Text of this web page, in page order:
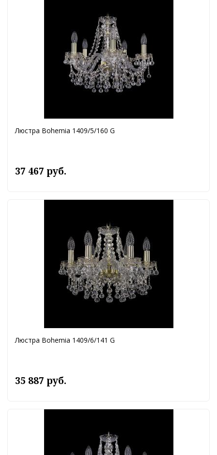
Люстра Bohemia 1409/5/160 G
37 467 руб.
Люстра Bohemia 1409/6/141 G
35 887 руб.